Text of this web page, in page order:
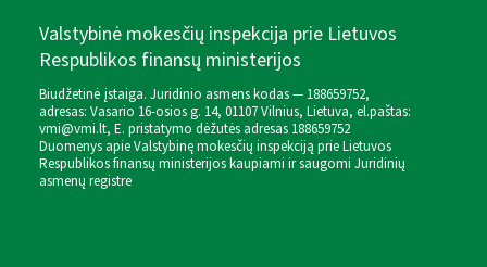
Valstybinė mokesčių inspekcija prie Lietuvos
Respublikos finansų ministerijos
Biudžetinė įstaiga. Juridinio asmens kodas — 188659752,
adresas: Vasario 16-osios g. 14, 01107 Vilnius, Lietuva, el.paštas:
vmi@vmi.lt, E. pristatymo dėžutės adresas 188659752
Duomenys apie Valstybinę mokesčių inspekciją prie Lietuvos
Respublikos finansų ministerijos kaupiami ir saugomi Juridinių
asmenų registre